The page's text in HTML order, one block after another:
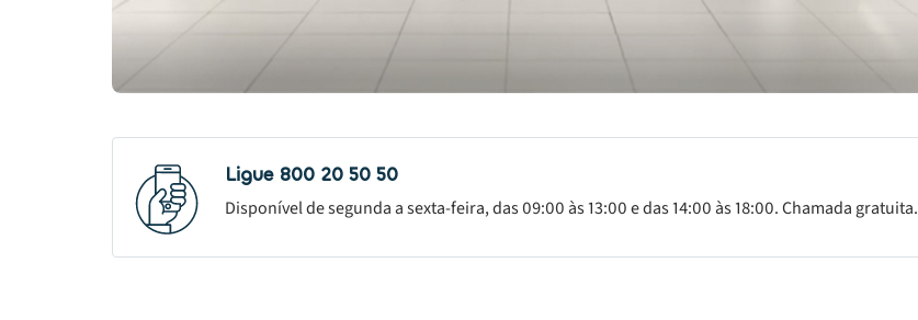
Ligue 800 20 50 50
Disponível de segunda a sexta-feira, das 09:00 às 13:00 e das 14:00 às 18:00. Chamada gratuita.